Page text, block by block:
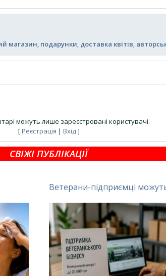
магазин, подарунки, доставка квітів,
можуть лише зареєстровані користувачі.
[Реєстрація | Вхід]
СВІЖІ ПУБЛІКАЦІЇ
Ветерани-підприємці